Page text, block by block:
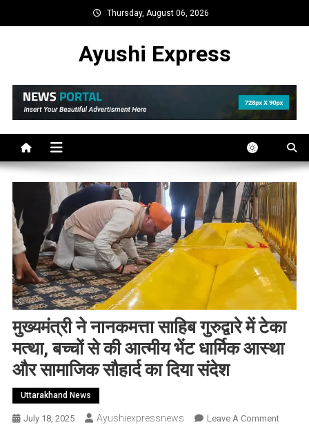
to
Thursday, August 06, 2026
Ayushi Express
मुख्यमंत्री ने नानकमत्ता साहिब गुरुद्वारे में टेका
मत्था, बच्चों से की आत्मीय भेंट धार्मिक आस्था
और सामाजिक सौहार्द का दिया संदेश
Uttarakhand News
July 18, 2025 Ayushiexpressnews Leave A CommentOn